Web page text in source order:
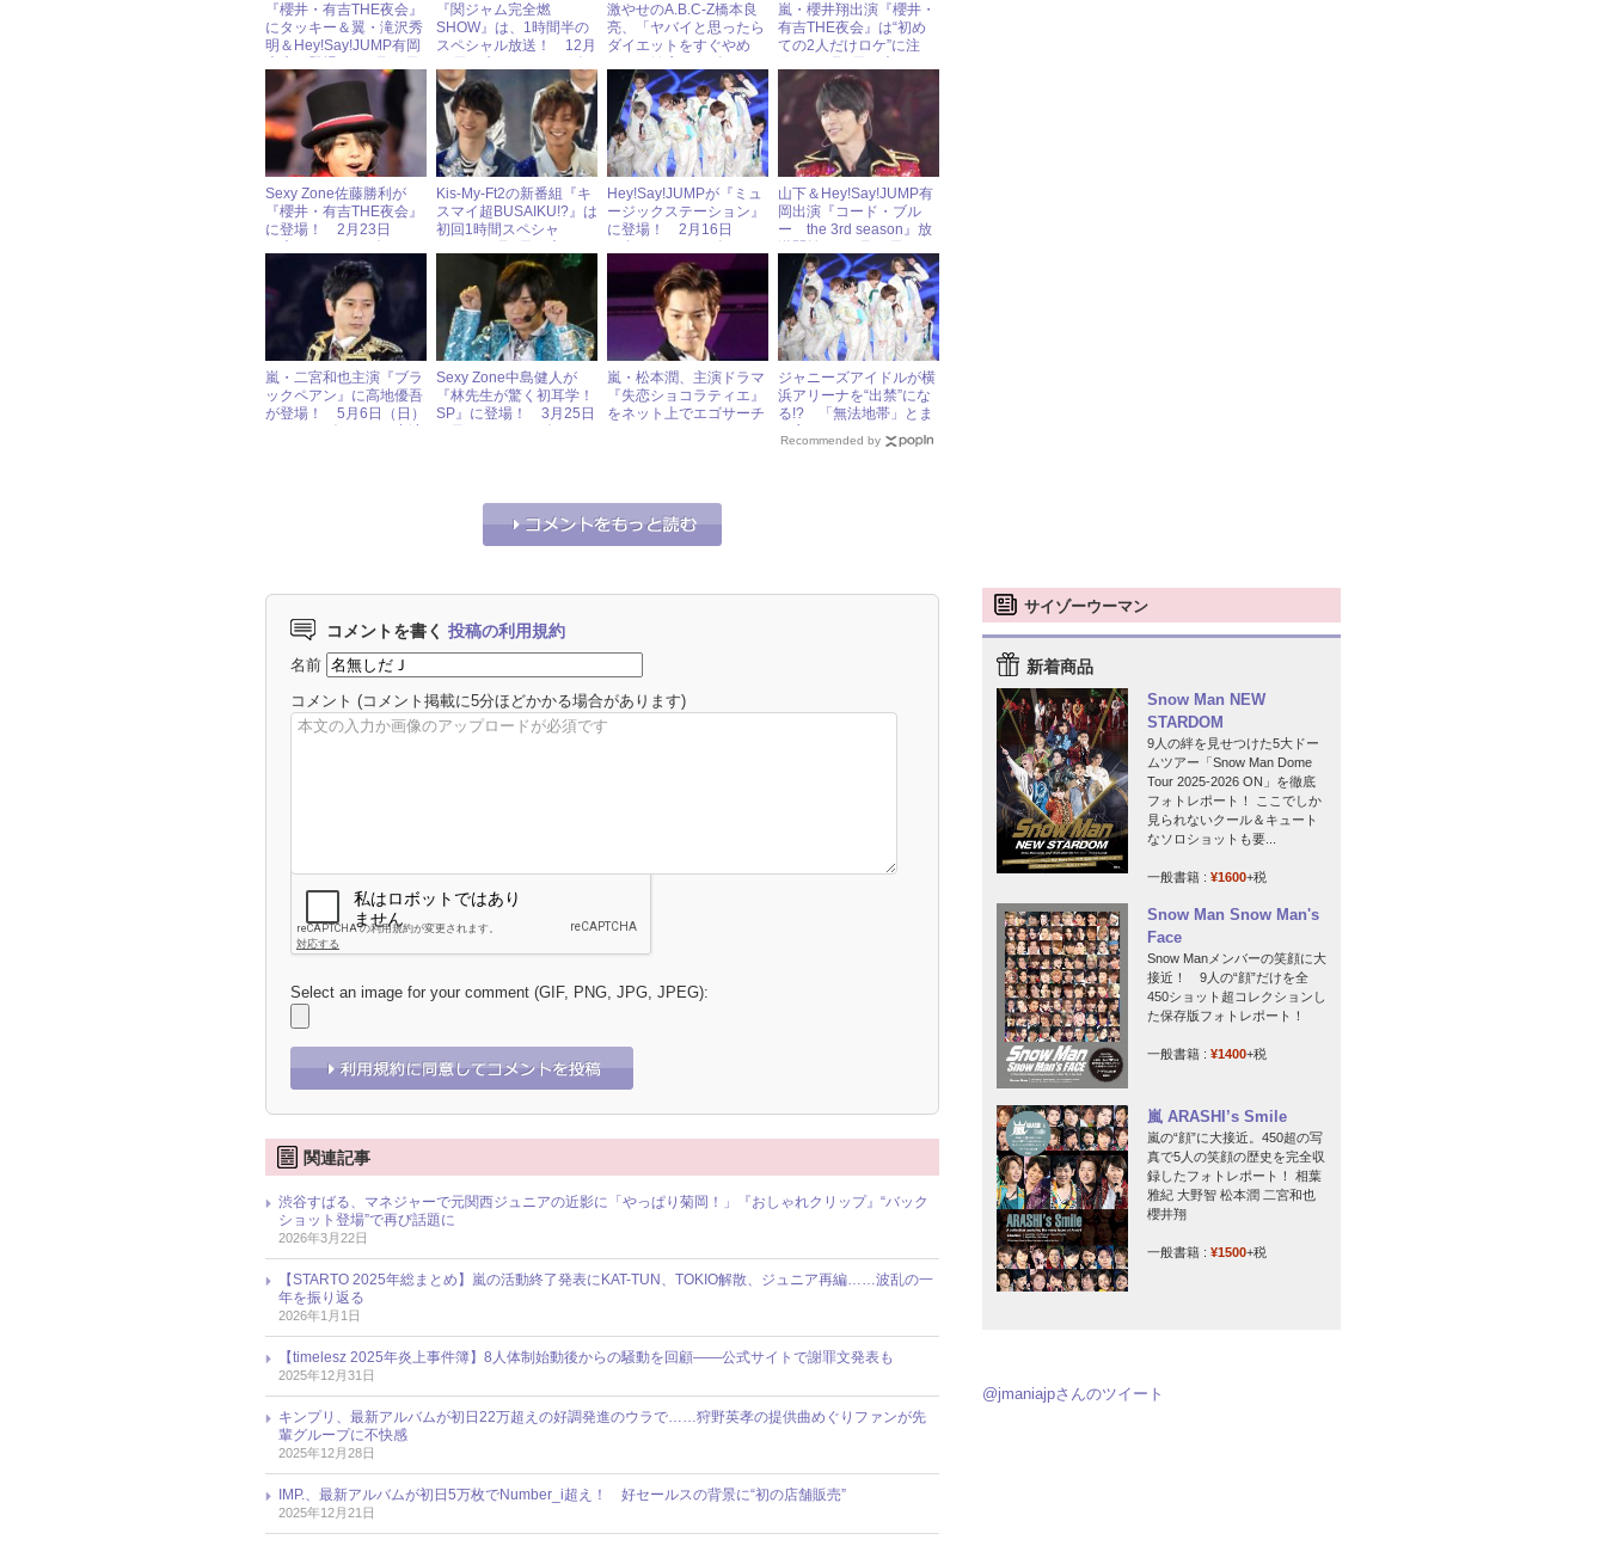
『櫻井・有吉THE夜会』
にタッキー＆翼・滝沢秀
明＆Hey!Say!JUMP有岡
（木）ジャニーズアイド
ル出演情報
『関ジャム完全燃
SHOW』は、1時間半の
スペシャル放送！ 12月
イドル出演情報
激やせのA.B.C-Z橋本良
亮、「ヤバイと思ったら
ダイエットをすぐやめ
嵐・櫻井翔出演『櫻井・
有吉THE夜会』は“初め
ての2人だけロケ”に注
ニーズアイドル出演情報
Sexy Zone佐藤勝利が
『櫻井・有吉THE夜会』
に登場！ 2月23日
ル出演情報
Kis-My-Ft2の新番組『キ
スマイ超BUSAIKU!?』は
初回1時間スペシャ
ャニーズアイドル出演情
Hey!Say!JUMPが『ミュ
ージックステーション』
に登場！ 2月16日
ル出演情報
山下＆Hey!Say!JUMP有
岡出演『コード・ブル
ー the 3rd season』放
（月）ジャニーズアイド
ル出演情報
嵐・二宮和也主演『ブラ
ックペアン』に高地優吾
が登場！ 5月6日（日）
Sexy Zone中島健人が
『林先生が驚く初耳学！
SP』に登場！ 3月25日
嵐・松本潤、主演ドラマ
『失恋ショコラティエ』
をネット上でエゴサーチ
ジャニーズアイドルが横
浜アリーナを“出禁”にな
る!? 「無法地帯」とま
で言われたファンマナー
の酷さ
Recommended by
コメントを書く 投稿の利用規約
名前
コメント (コメント掲載に5分ほどかかる場合があります)
Select an image for your comment (GIF, PNG, JPG, JPEG):
関連記事
渋谷すばる、マネジャーで元関西ジュニアの近影に「やっぱり菊岡！」『おしゃれクリップ』“バック
ショット登場”で再び話題に
2026年3月22日
【STARTO 2025年総まとめ】嵐の活動終了発表にKAT-TUN、TOKIO解散、ジュニア再編……波乱の一
年を振り返る
2026年1月1日
【timelesz 2025年炎上事件簿】8人体制始動後からの騒動を回顧――公式サイトで謝罪文発表も
2025年12月31日
キンプリ、最新アルバムが初日22万超えの好調発進のウラで……狩野英孝の提供曲めぐりファンが先
輩グループに不快感
2025年12月28日
IMP.、最新アルバムが初日5万枚でNumber_i超え！ 好セールスの背景に“初の店舗販売”
2025年12月21日
サイゾーウーマン
新着商品
Snow Man NEW
STARDOM
9人の絆を見せつけた5大ドー
ムツアー「Snow Man Dome
Tour 2025-2026 ON」を徹底
フォトレポート！ ここでしか
見られないクール＆キュート
なソロショットも要...
一般書籍 : ¥1600+税
Snow Man Snow Man's
Face
Snow Manメンバーの笑顔に大
接近！ 9人の“顔”だけを全
450ショット超コレクションし
た保存版フォトレポート！
一般書籍 : ¥1400+税
嵐 ARASHI’s Smile
嵐の“顔”に大接近。450超の写
真で5人の笑顔の歴史を完全収
録したフォトレポート！ 相葉
雅紀 大野智 松本潤 二宮和也
櫻井翔
一般書籍 : ¥1500+税
@jmaniajpさんのツイート